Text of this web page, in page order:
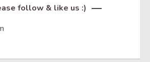
follow & like us :)